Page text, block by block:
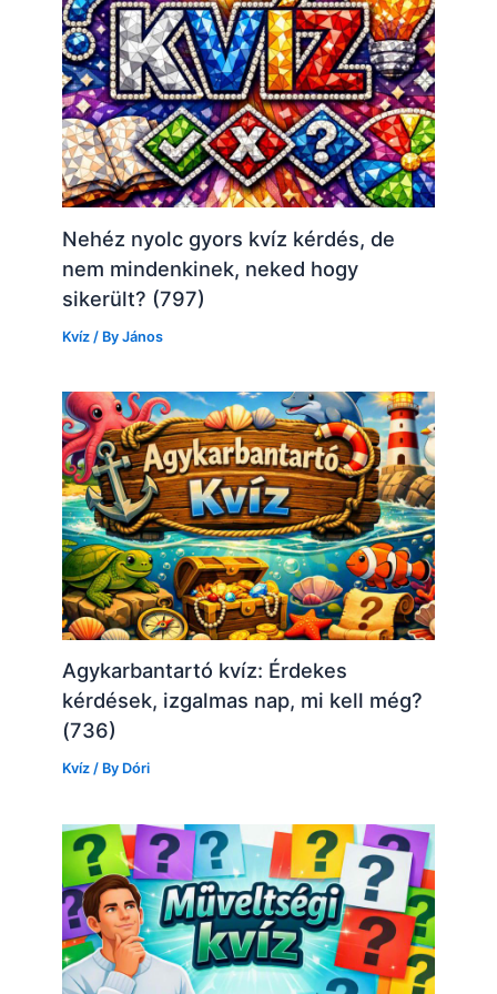
Nehéz nyolc gyors kvíz kérdés, de
nem mindenkinek, neked hogy
sikerült? (797)
Kvíz / ByJános
Agykarbantartó kvíz: Érdekes
kérdések, izgalmas nap, mi kell még?
(736)
Kvíz / By Dóri